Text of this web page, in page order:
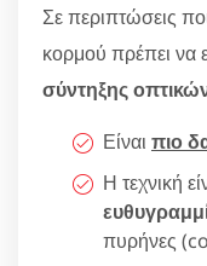
Σε περιπτώσεις
κορμού πρέπει να
σύντηξης
Είναι πιο
Η τεχνική
πυρήνες